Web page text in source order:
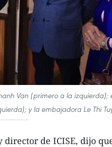
Van (primero a la izquierda);
y la embajadora Le Thi
de ICISE, dijo